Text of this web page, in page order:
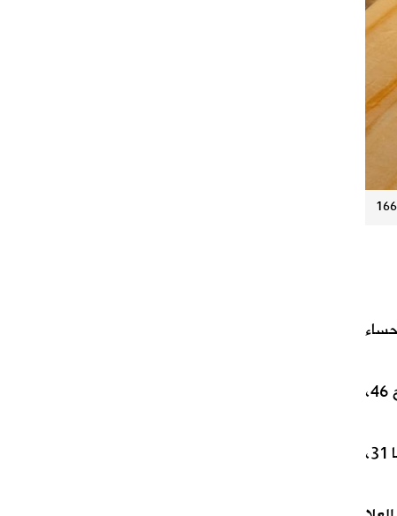
وذكر مركز الأرصاد، عبر موقعه الرسمي، أن درجات الحرارة الكبرى المتوقعة اليوم، الأحساء 48، الدمام والخرج 46،
وأضاف: كما تبلغ درجات الحرارة الكبرى على مدن جدة ونجران ورفحا 39، تبوك 37، الطائف 36، طريف 33، أبها 31،